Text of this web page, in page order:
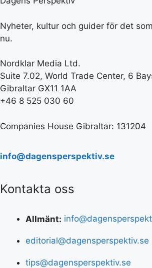
Nyheter, kultur och guider för det
nu.
Nordklar Media Ltd.
Suite 7.02, World Trade Center, 6
Gibraltar GX11 1AA
+46 8 525 030 60
Companies House Gibraltar: 131204
info@dagensperspektiv.se
Kontakta oss
Allmänt:
editorial@dagensperspektiv.se
tips@dagensperspektiv.se